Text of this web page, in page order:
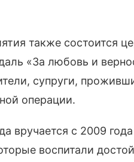
также состоится
«За любовь и
супруги,
операции.
вручается с 2009
воспитали